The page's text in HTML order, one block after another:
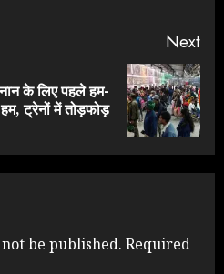
Next
के लिए पहले हम-
ट्रेनों में तोड़फोड़
be published. Required